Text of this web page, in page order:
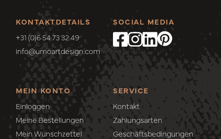
KONTAKTDETAILS
+31 (0)6 54 73 32 49
info@umoartdesign.com
MEIN KONTO
Einloggen
Meine Bestellungen
Mein Wunschzettel
SERVICE
Kontakt
Zahlungsarten
Geschäftsbedingungen
SOCIAL MEDIA